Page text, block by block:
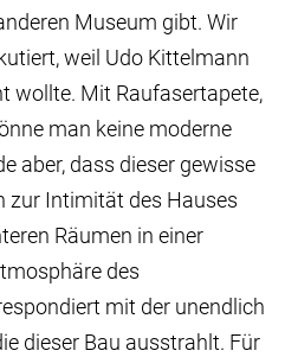
Museum gibt. Wir
weil Udo Kittelmann
wollte. Mit Raufasertapete,
man keine moderne
aber, dass dieser gewisse
zur Intimität des Hauses
Räumen in einer
des
mit der unendlich
dieser Bau ausstrahlt. Für